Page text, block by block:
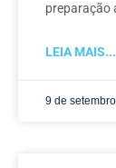
preparação
LEIA MAIS...
9 de